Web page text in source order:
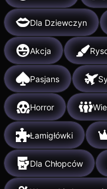
Dla Dziewczyn
Akcja
Pasjans
Horror
Łamigłówki
Dla Chłopców